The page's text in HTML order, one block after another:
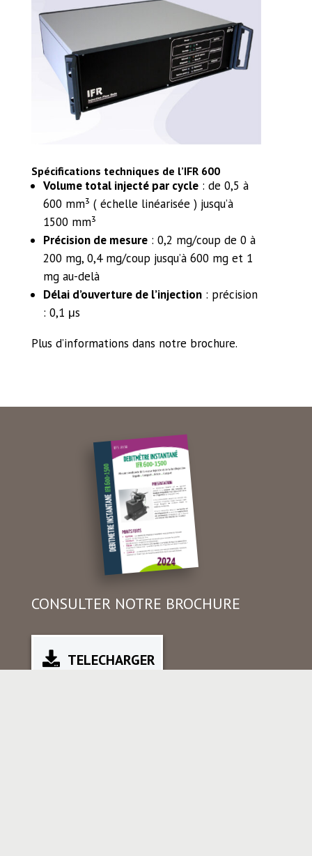
Spécifications techniques de l’IFR 600
Volume total injecté par cycle: de 0,5 à
600 mm³ ( échelle linéarisée ) jusqu’à
1500 mm³
Précision de mesure: 0,2 mg/coup de 0 à
200 mg, 0,4 mg/coup jusqu’à 600 mg et 1
mg au-delà
Délai d’ouverture de l’injection: précision
: 0,1 μs
Plus d’informations dans notre brochure.
CONSULTER NOTRE BROCHURE
TELECHARGER